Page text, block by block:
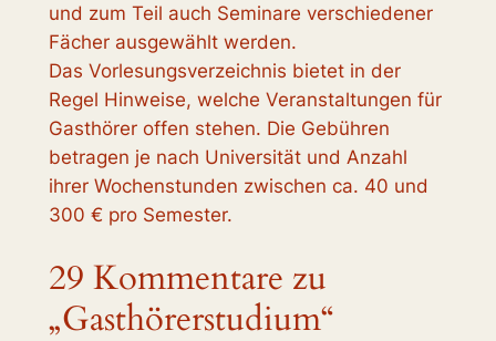
und zum Teil auch Seminare verschiedener
Fächer ausgewählt werden.
Das Vorlesungsverzeichnis bietet in der
Regel Hinweise, welche Veranstaltungen für
Gasthörer offen stehen. Die Gebühren
betragen je nach Universität und Anzahl
ihrer Wochenstunden zwischen ca. 40 und
300 € pro Semester.
29 Kommentare zu
„Gasthörerstudium“